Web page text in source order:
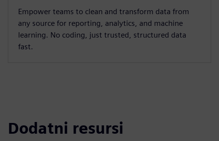
Empower teams to clean and transform data from
any source for reporting, analytics, and machine
learning. No coding, just trusted, structured data
fast.
Dodatni resursi